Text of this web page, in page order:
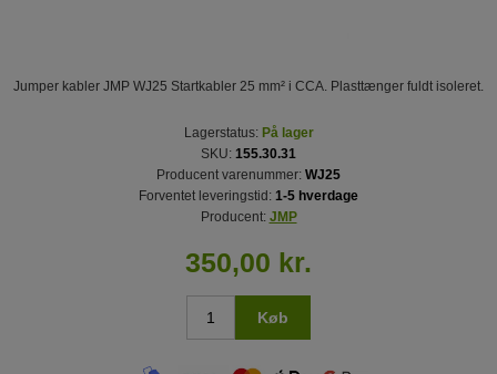
Jumper kabler JMP WJ25 Startkabler 25 mm² i CCA. Plasttænger fuldt isoleret.
Lagerstatus: På lager
SKU: 155.30.31
Producent varenummer: WJ25
Forventet leveringstid: 1-5 hverdage
Producent: JMP
350,00 kr.
Køb